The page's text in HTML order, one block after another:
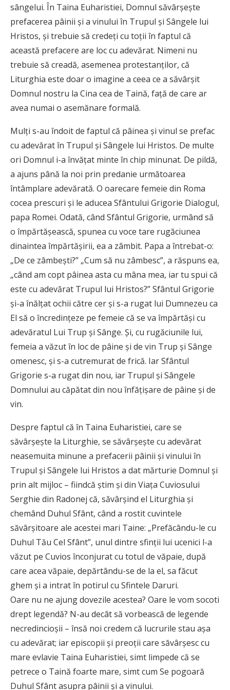
sângelui. În Taina Euharistiei, Domnul săvârşeşte
prefacerea pâinii şi a vinului în Trupul şi Sângele lui
Hristos, şi trebuie să credeţi cu toţii în faptul că
această prefacere are loc cu adevărat. Nimeni nu
trebuie să creadă, asemenea protestanţilor, că
Liturghia este doar o imagine a ceea ce a săvârşit
Domnul nostru la Cina cea de Taină, faţă de care ar
avea numai o asemănare formală.
Mulţi s-au îndoit de faptul că pâinea şi vinul se prefac
cu adevărat în Trupul şi Sângele lui Hristos. De multe
ori Domnul i-a învăţat minte în chip minunat. De pildă,
a ajuns până la noi prin predanie următoarea
întâmplare adevărată. O oarecare femeie din Roma
cocea prescuri şi le aducea Sfântului Grigorie Dialogul,
papa Romei. Odată, când Sfântul Grigorie, urmând să
o împărtăşească, spunea cu voce tare rugăciunea
dinaintea împărtăşirii, ea a zâmbit. Papa a întrebat-o:
„De ce zâmbeşti?” „Cum să nu zâmbesc”, a răspuns ea,
„când am copt pâinea asta cu mâna mea, iar tu spui că
este cu adevărat Trupul lui Hristos?” Sfântul Grigorie
şi-a înălţat ochii către cer şi s-a rugat lui Dumnezeu ca
El să o încredinţeze pe femeie că se va împărtăşi cu
adevăratul Lui Trup şi Sânge. Şi, cu rugăciunile lui,
femeia a văzut în loc de pâine şi de vin Trup şi Sânge
omenesc, şi s-a cutremurat de frică. Iar Sfântul
Grigorie s-a rugat din nou, iar Trupul şi Sângele
Domnului au căpătat din nou înfăţişare de pâine şi de
vin.
Despre faptul că în Taina Euharistiei, care se
săvârşeşte la Liturghie, se săvârşeşte cu adevărat
neasemuita minune a prefacerii pâinii şi vinului în
Trupul şi Sângele lui Hristos a dat mărturie Domnul şi
prin alt mijloc – fiindcă ştim şi din Viaţa Cuviosului
Serghie din Radonej că, săvârşind el Liturghia şi
chemând Duhul Sfânt, când a rostit cuvintele
săvârşitoare ale acestei mari Taine: „Prefăcându-le cu
Duhul Tău Cel Sfânt”, unul dintre sfinţii lui ucenici l-a
văzut pe Cuvios înconjurat cu totul de văpaie, după
care acea văpaie, depărtându-se de la el, sa făcut
ghem şi a intrat în potirul cu Sfintele Daruri.
Oare nu ne ajung dovezile acestea? Oare le vom socoti
drept legendă? N-au decât să vorbească de legende
necredincioşii – însă noi credem că lucrurile stau aşa
cu adevărat; iar episcopii şi preoţii care săvârşesc cu
mare evlavie Taina Euharistiei, simt limpede că se
petrece o Taină foarte mare, simt cum Se pogoară
Duhul Sfânt asupra pâinii şi a vinului.